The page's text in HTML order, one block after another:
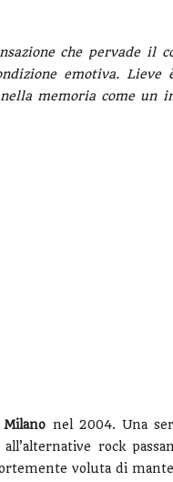
che pervade il
emotiva. Lieve
memoria come un
Milano nel 2004. Una
rock
voluta di